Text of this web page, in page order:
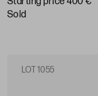
sold
LOT 1055